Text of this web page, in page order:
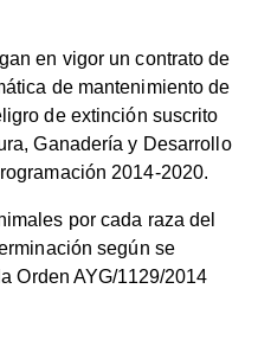
en vigor un contrato de
de mantenimiento de
de extinción suscrito
Ganadería y Desarrollo
2014-2020.
por cada raza del
según se
Orden AYG/1129/2014